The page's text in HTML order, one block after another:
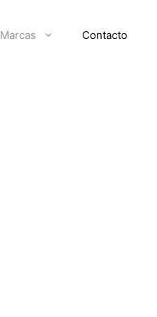
Marcas Contacto